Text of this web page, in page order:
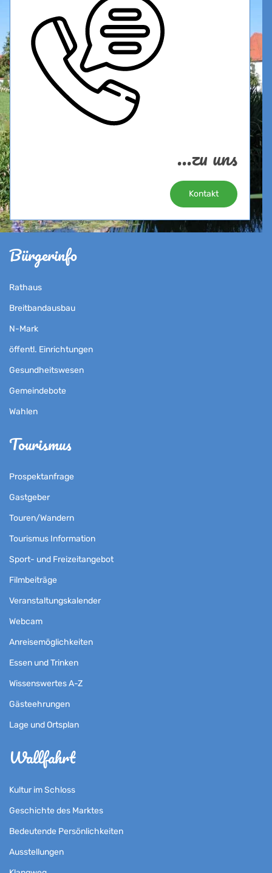
...zu uns
Kontakt
Bürgerinfo
Rathaus
Breitbandausbau
N-Mark
öffentl. Einrichtungen
Gesundheitswesen
Gemeindebote
Wahlen
Tourismus
Prospektanfrage
Gastgeber
Touren/Wandern
Tourismus Information
Sport- und Freizeitangebot
Filmbeiträge
Veranstaltungskalender
Webcam
Anreisemöglichkeiten
Essen und Trinken
Wissenswertes A-Z
Gästeehrungen
Lage und Ortsplan
Wallfahrt
Kultur im Schloss
Geschichte des Marktes
Bedeutende Persönlichkeiten
Ausstellungen